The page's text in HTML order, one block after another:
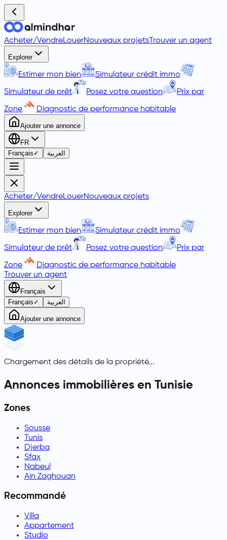
Acheter/VendreLouerNouveaux projets Trouver un agent
Explorer
Estimer mon bien Simulateur crédit immo
Simulateur de prêt Posez votre question Prix par
Zone Diagnostic de performance habitable
Ajouter une annonce
FR
Français ✓ العربية
Acheter/VendreLouerNouveaux projets
Explorer
Estimer mon bien Simulateur crédit immo
Simulateur de prêt Posez votre question Prix par
Zone
Diagnostic de performance habitable
Trouver un agent
Français
Français ✓ العربية
Ajouter une annonce
Chargement des détails de la propriété...
Annonces immobilières en Tunisie
Zones
Sousse
Tunis
Djerba
Sfax
Nabeul
Aïn Zaghouan
Recommandé
Villa
Appartement
Studio